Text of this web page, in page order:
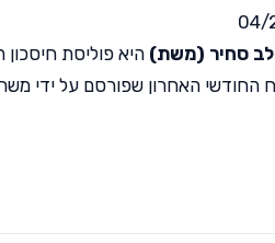
סחיר (משת) היא פוליסת חיסכון
האחרון שפורסם על ידי משרד